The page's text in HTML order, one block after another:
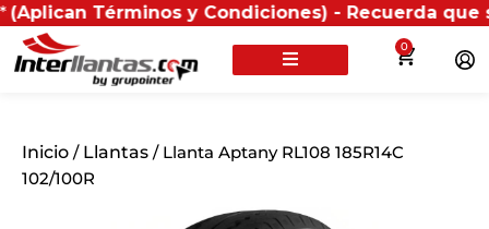
Términos y Condiciones) - Recuerda que si
0
Inicio / Llantas / Llanta Aptany RL108 185R14C
102/100R